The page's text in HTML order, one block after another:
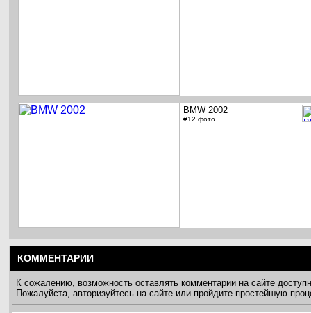
BMW 2002
#12 фото
КОММЕНТАРИИ
К сожалению, возможность оставлять комментарии на сайте
Пожалуйста, авторизуйтесь на сайте или пройдите простейшую